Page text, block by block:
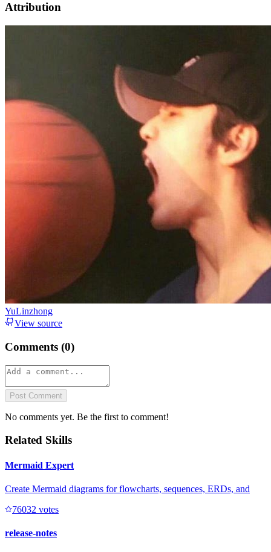
Attribution
YuLinzhong
View source
Comments (0)
Post Comment
No comments yet. Be the first to comment!
Related Skills
Mermaid Expert
Create Mermaid diagrams for flowcharts, sequences, ERDs, and
76032 votes
release-notes